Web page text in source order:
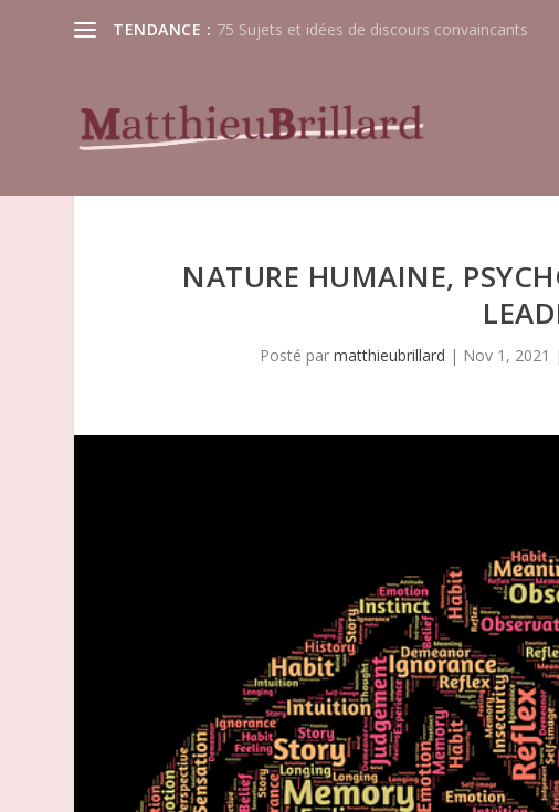
TENDANCE : 75 Sujets et idées de discours convaincants
NATURE HUMAINE,
Posté parmatthieubrillard | Nov 1, 2021